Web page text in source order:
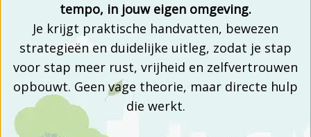
tempo, in jouw eigen omgeving.
Je krijgt praktische handvatten, bewezen
strategieën en duidelijke uitleg, zodat je stap
voor stap meer rust, vrijheid en zelfvertrouwen
opbouwt. Geen vage theorie, maar directe hulp
die werkt.